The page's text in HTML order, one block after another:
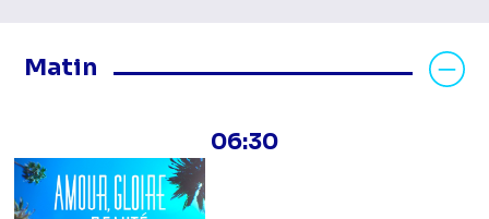
Matin
Masquer les programmes Matin
06:30